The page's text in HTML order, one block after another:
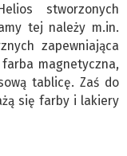
stworzonych
tej należy m.in.
zapewniająca
magnetyczna,
tablicę. Zaś do
się farby i lakiery